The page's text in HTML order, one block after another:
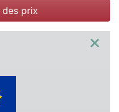
prix
×